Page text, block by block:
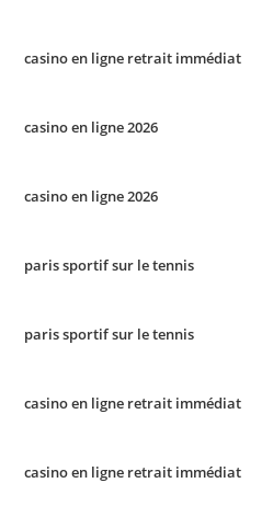
casino en ligne retrait immédiat
casino en ligne 2026
casino en ligne 2026
paris sportif sur le tennis
paris sportif sur le tennis
casino en ligne retrait immédiat
casino en ligne retrait immédiat